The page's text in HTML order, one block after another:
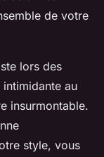
de votre
lors des
au
insurmontable.
style, vous